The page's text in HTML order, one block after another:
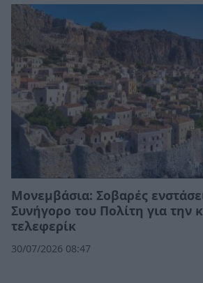
Moνεμβάσια: Σοβαρές
Συνήγορο του Πολίτη για την
τελεφερίκ
30/07/2026 08:47